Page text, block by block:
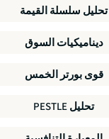
تحليل سلسلة القيمة
ديناميكيات السوق
قوى بورتر الخمس
تحليل PESTLE